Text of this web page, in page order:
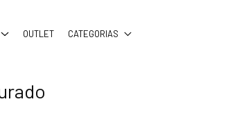
OUTLET CATEGORIAS